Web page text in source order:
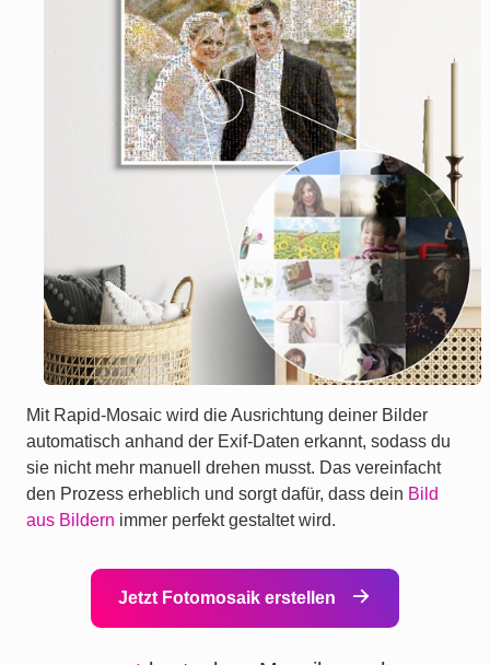
Mit Rapid-Mosaic wird die Ausrichtung deiner Bilder
automatisch anhand der Exif-Daten erkannt, sodass du
sie nicht mehr manuell drehen musst. Das vereinfacht
den Prozess erheblich und sorgt dafür, dass dein Bild
aus Bildern immer perfekt gestaltet wird.
Jetzt Fotomosaik erstellen